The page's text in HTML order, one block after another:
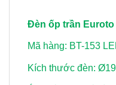
Đèn ốp trần Euroto
Mã hàng: BT-153
Kích thước đèn: